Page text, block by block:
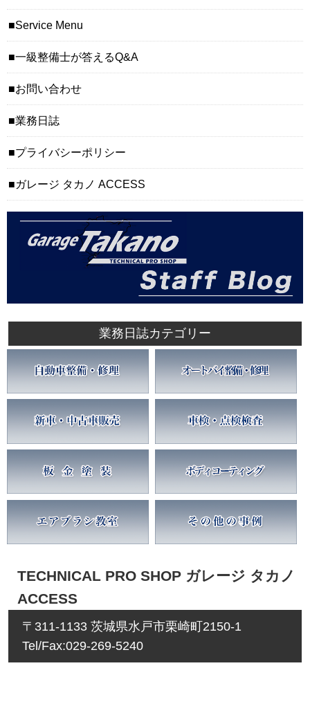
Service Menu
一級整備士が答えるQ&A
お問い合わせ
業務日誌
プライバシーポリシー
ガレージ タカノ ACCESS
業務日誌カテゴリー
TECHNICAL PRO SHOP ガレージ タカノ
ACCESS
〒311-1133 茨城県水戸市栗崎町2150-1
Tel/Fax:029-269-5240